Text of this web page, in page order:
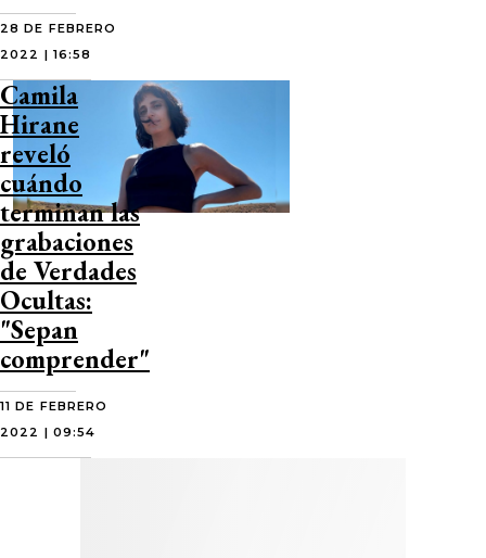
28 DE FEBRERO
2022 | 16:58
Camila
Hirane
reveló
cuándo
terminan las
grabaciones
de Verdades
Ocultas:
"Sepan
comprender"
11 DE FEBRERO
2022 | 09:54